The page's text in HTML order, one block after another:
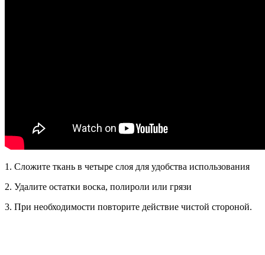
1. Сложите ткань в четыре слоя для удобства использования
2. Удалите остатки воска, полироли или грязи
3. При необходимости повторите действие чистой стороной.